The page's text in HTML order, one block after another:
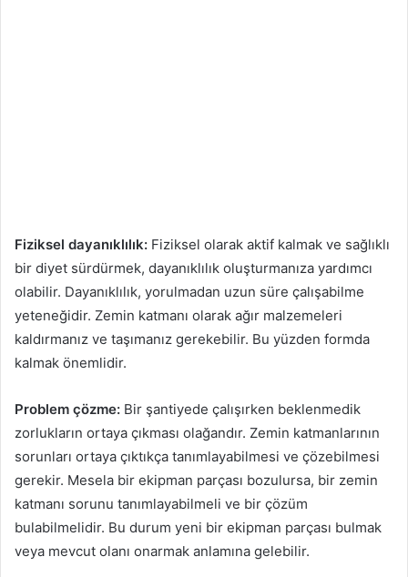
Fiziksel dayanıklılık: Fiziksel olarak aktif kalmak ve sağlıklı
bir diyet sürdürmek, dayanıklılık oluşturmanıza yardımcı
olabilir. Dayanıklılık, yorulmadan uzun süre çalışabilme
yeteneğidir. Zemin katmanı olarak ağır malzemeleri
kaldırmanız ve taşımanız gerekebilir. Bu yüzden formda
kalmak önemlidir.
Problem çözme: Bir şantiyede çalışırken beklenmedik
zorlukların ortaya çıkması olağandır. Zemin katmanlarının
sorunları ortaya çıktıkça tanımlayabilmesi ve çözebilmesi
gerekir. Mesela bir ekipman parçası bozulursa, bir zemin
katmanı sorunu tanımlayabilmeli ve bir çözüm
bulabilmelidir. Bu durum yeni bir ekipman parçası bulmak
veya mevcut olanı onarmak anlamına gelebilir.